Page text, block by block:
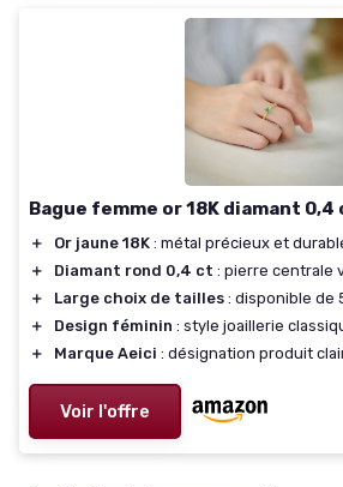
Bague femme or 18K diamant 0,4
＋ Or jaune 18K : métal précieux et
＋
Diamant rond 0,4 ct : pierre centrale
＋
Large choix de tailles : disponible de
＋
Design féminin : style joaillerie
＋
Marque Aeici : désignation produit
Voir l'offre